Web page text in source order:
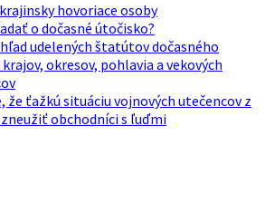
hovoriace osoby
o dočasné útočisko?
udelených štatútov dočasného
okresov, pohlavia a vekových
že ťažkú situáciu vojnových utečencov z
obchodníci s ľuďmi